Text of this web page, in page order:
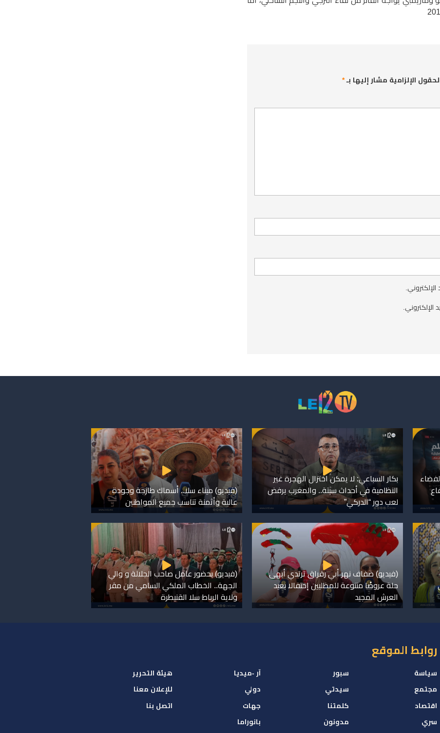
الإلزامية مشار إليها بـ*
الإلكتروني.
بكار السباعي: لا يمكن اختزال الهجرة غير
النظامية في أحداث سبتة.. والمغرب يرفض
لعب دور “الدركي”
(فيديو) ميناء سلا.. أسماك طازجة وجودة
عالية وأثمنة تناسب جميع المواطنين
(فيديو) ضفاف نهر أبي رقراق ترتدي أبهى
حلة عروضًا متنوعة للمظليين إحتفالا بعيد
العرش المجيد
(فيديو) بحضور عامل صاحب الجلالة و والي
الجهة.. الخطاب الملكي السامي من مقر
ولاية الرباط سلا القنيطرة
روابط الموقع
سياسة
مجتمع
اقتصاد
سري
سبور
سيدتي
كلمتنا
مدونون
آر -ميديا
دولي
جهات
بانوراما
هيئة التحرير
للإعلان معنا
اتصل بنا